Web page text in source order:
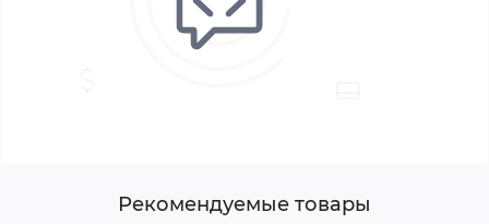
Рекомендуемые товары